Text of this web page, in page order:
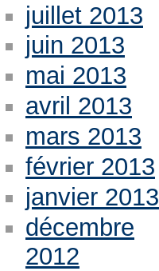
juillet 2013
juin 2013
mai 2013
avril 2013
mars 2013
février 2013
janvier 2013
décembre
2012